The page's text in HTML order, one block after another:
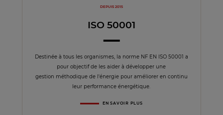
DEPUIS 2015
ISO 50001
Destinée à tous les organismes, la norme NF EN ISO 50001 a
pour objectif de les aider à développer une
gestion méthodique de l'énergie pour améliorer en continu
leur performance énergétique.
EN SAVOIR PLUS